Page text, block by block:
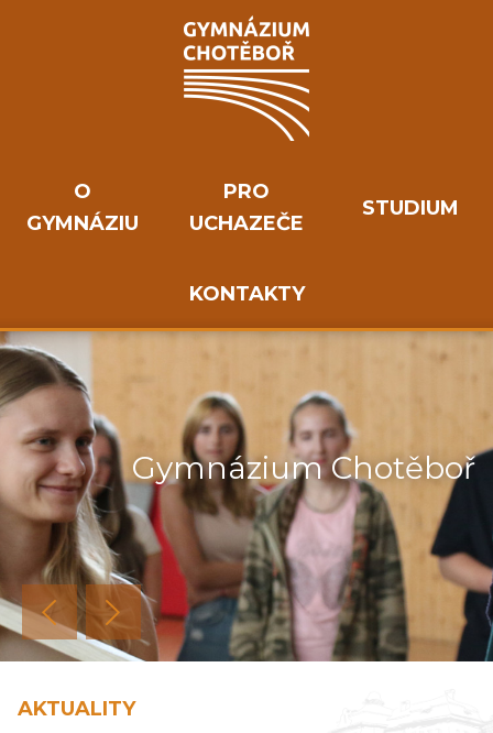
O
GYMNÁZIU
PRO
UCHAZEČE
STUDIUM
KONTAKTY
Gymnázium Chotěboř
předchozídalší
AKTUALITY